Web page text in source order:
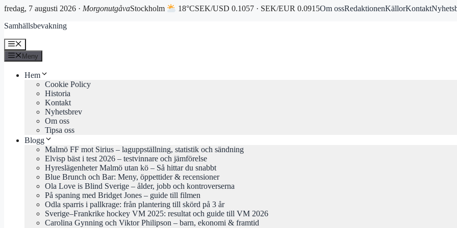
fredag, 7 augusti 2026 · MorgonutgåvaStockholm 18°CSEK/USD 0.1057 · SEK/EUR 0.0915Om ossRedaktionenKällorKontakt
till
Samhällsbevakning
Meny
Meny
Hem
Cookie Policy
Historia
Kontakt
Nyhetsbrev
Om oss
Tipsa oss
Blogg
Malmö FF mot Sirius – laguppställning, statistik och sändning
Elvisp bäst i test 2026 – testvinnare och jämförelse
Hyreslägenheter Malmö utan kö – Så hittar du snabbt
Blue Brunch och Bar: Meny, öppettider & recensioner
Ola Love is Blind Sverige – ålder, jobb och kontroverserna
På spaning med Bridget Jones – guide till filmen
Odla sparris i pallkrage: från plantering till skörd på 3 år
Sverige–Frankrike hockey VM 2025: resultat och guide till VM 2026
Carolina Gynning och Viktor Philipson – barn, ekonomi & framtid